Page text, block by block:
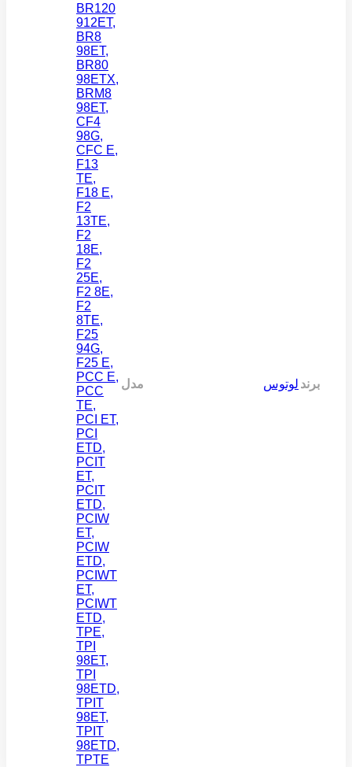
برند لوتوس مدل
BR120
912ET,
BR8
98ET,
BR80
98ETX,
BRM8
98ET,
CF4
98G,
CFC E,
F13
TE,
F18 E,
F2
13TE,
F2
18E,
F2
25E,
F2 8E,
F2
8TE,
F25
94G,
F25 E,
PCC E,
PCC
TE,
PCI ET,
PCI
ETD,
PCIT
ET,
PCIT
ETD,
PCIW
ET,
PCIW
ETD,
PCIWT
ET,
PCIWT
ETD,
TPE,
TPI
98ET,
TPI
98ETD,
TPIT
98ET,
TPIT
98ETD,
TPTE